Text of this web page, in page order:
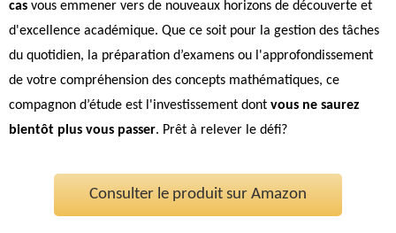
cas vous emmener vers de nouveaux horizons de découverte et
d'excellence académique. Que ce soit pour la gestion des tâches
du quotidien, la préparation d’examens ou l'approfondissement
de votre compréhension des concepts mathématiques, ce
compagnon d’étude est l'investissement dont vous ne saurez
bientôt plus vous passer. Prêt à relever le défi?
Consulter le produit sur Amazon